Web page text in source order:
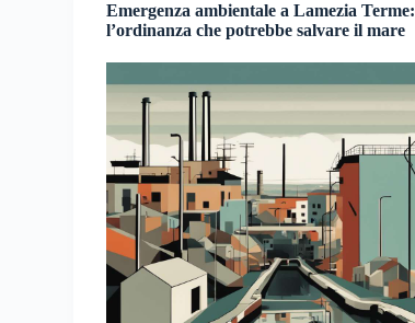
Emergenza ambientale a Lamezia Terme:
l’ordinanza che potrebbe salvare il mare